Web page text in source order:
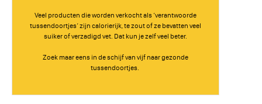
Veel producten die worden verkocht als ‘verantwoorde
tussendoortjes’ zijn calorierijk, te zout of ze bevatten veel
suiker of verzadigd vet. Dat kun je zelf veel beter.
Zoek maar eens in de schijf van vijf naar gezonde
tussendoortjes.